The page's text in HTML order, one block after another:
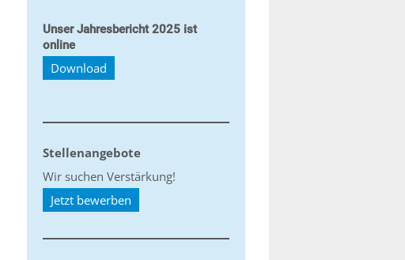
Unser Jahresbericht 2025 ist
online
Download
Stellenangebote
Wir suchen Verstärkung!
Jetzt bewerben